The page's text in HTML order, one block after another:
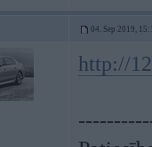
04. Sep 2019,
http://